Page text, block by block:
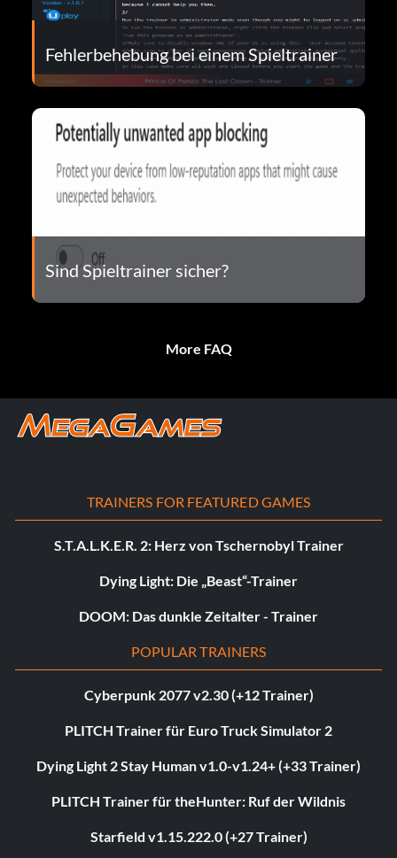
Fehlerbehebung bei einem Spieltrainer
Sind Spieltrainer sicher?
More FAQ
TRAINERS FOR FEATURED GAMES
S.T.A.L.K.E.R. 2: Herz von Tschernobyl Trainer
Dying Light: Die „Beast“-Trainer
DOOM: Das dunkle Zeitalter - Trainer
POPULAR TRAINERS
Cyberpunk 2077 v2.30 (+12 Trainer)
PLITCH Trainer für Euro Truck Simulator 2
Dying Light 2 Stay Human v1.0-v1.24+ (+33 Trainer)
PLITCH Trainer für theHunter: Ruf der Wildnis
Starfield v1.15.222.0 (+27 Trainer)